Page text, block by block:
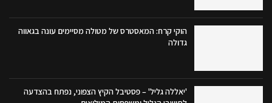
הוקי קרח: המאסטרס של מטולה מסיימים עונה בגאווה
גדולה
'יאללה גליל' – פסטיבל הקיץ הצפוני, נפתח בהצדעה